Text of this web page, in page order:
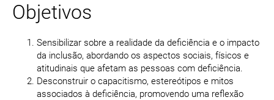
Objetivos
Sensibilizar sobre a realidade da deficiência e o impacto
da inclusão, abordando os aspectos sociais, físicos e
atitudinais que afetam as pessoas com deficiência.
Desconstruir o capacitismo, estereótipos e mitos
associados à deficiência, promovendo uma reflexão